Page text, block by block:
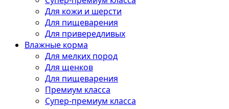
Для кожи и шерсти
Для пищеварения
Для привередливых
Влажные корма
Для мелких пород
Для щенков
Для пищеварения
Премиум класса
Супер-премиум класса